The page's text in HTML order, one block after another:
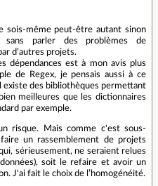
sois-même peut-être autant sinon
parler des problèmes de
d’autres projets.
dépendances est à mon avis plus
de Regex, je pensais aussi à ce
existe des bibliothèques permettant
meilleures que les dictionnaires
par exemple.
risque. Mais comme c'est sous-
un rassemblement de projets
sérieusement, ne seraient relues
soit le refaire et avoir un
J'ai fait le choix de l’homogénéité.